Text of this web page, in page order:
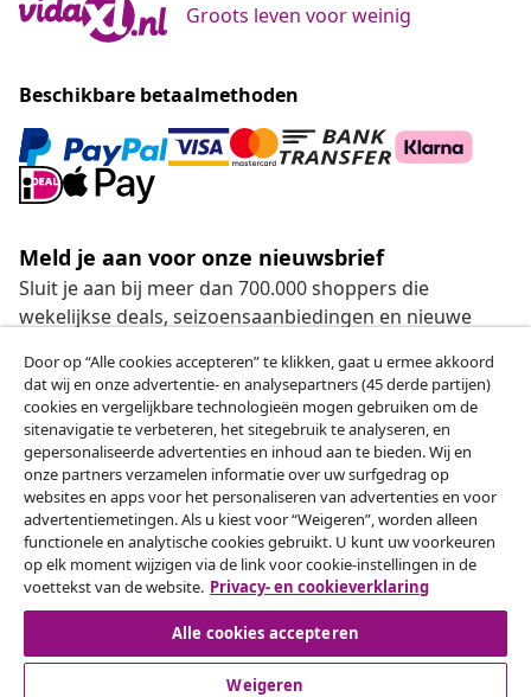
Groots leven voor weinig
Beschikbare betaalmethoden
Meld je aan voor onze nieuwsbrief
Sluit je aan bij meer dan 700.000 shoppers die
wekelijkse deals, seizoensaanbiedingen en nieuwe
Onze sociale media
Herroeping van de overeenkomst
Een annulering voor je bestelling indienen
Herroeping van de overeenkomst
Door op “Alle cookies accepteren” te klikken, gaat u ermee akkoord
dat wij en onze advertentie- en analysepartners (45 derde partijen)
cookies en vergelijkbare technologieën mogen gebruiken om de
sitenavigatie te verbeteren, het sitegebruik te analyseren, en
gepersonaliseerde advertenties en inhoud aan te bieden. Wij en
onze partners verzamelen informatie over uw surfgedrag op
websites en apps voor het personaliseren van advertenties en voor
advertentiemetingen. Als u kiest voor “Weigeren”, worden alleen
functionele en analytische cookies gebruikt. U kunt uw voorkeuren
op elk moment wijzigen via de link voor cookie-instellingen in de
voettekst van de website. Privacy- en cookieverklaring
Alle cookies accepteren
Weigeren